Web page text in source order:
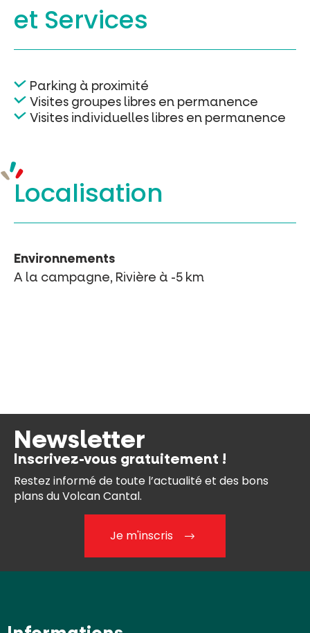
et Services
Parking à proximité
Visites groupes libres en permanence
Visites individuelles libres en permanence
Localisation
Environnements
A la campagne, Rivière à -5 km
Newsletter
Inscrivez-vous gratuitement !
Restez informé de toute l’actualité et des bons
plans du Volcan Cantal.
Je m'inscris